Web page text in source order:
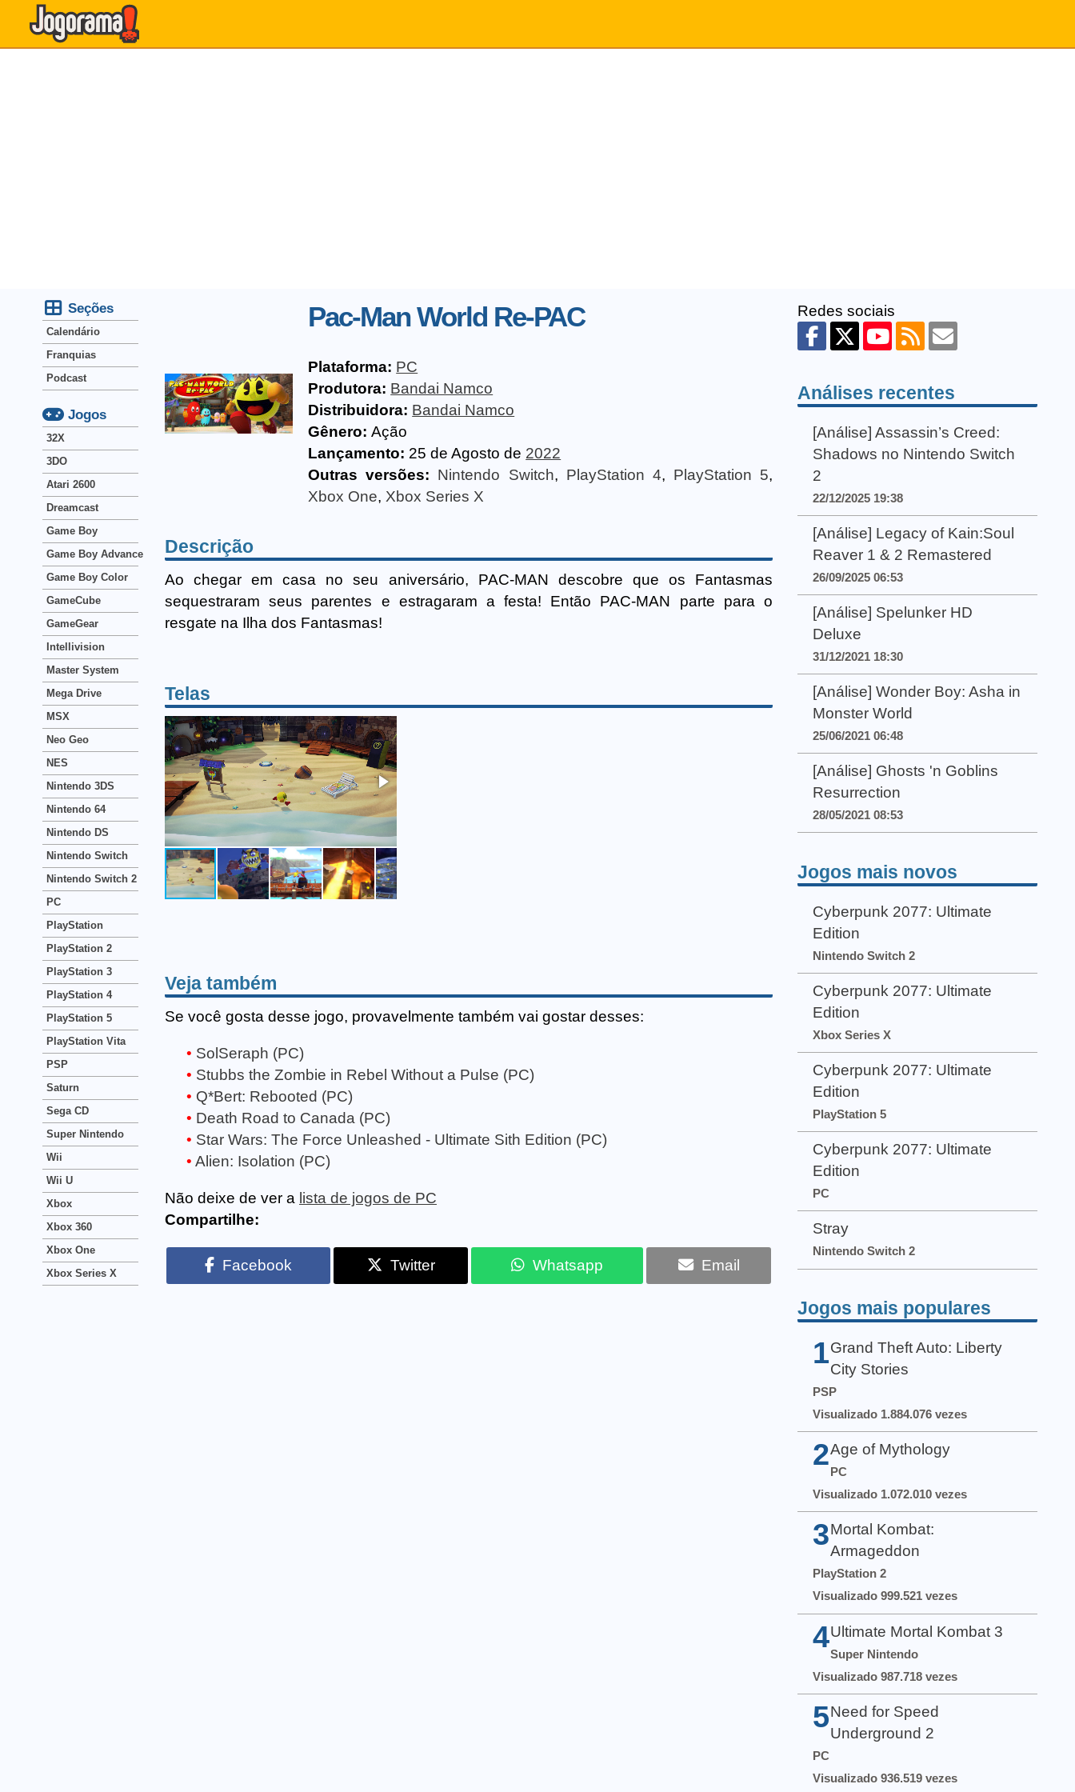
Pac-Man World Re-PAC
Plataforma: PC
Produtora: Bandai Namco
Distribuidora: Bandai Namco
Gênero: Ação
Lançamento: 25 de Agosto de 2022
Outras versões: Nintendo Switch, PlayStation 4, PlayStation 5,
Xbox One, Xbox Series X
Descrição
Ao chegar em casa no seu aniversário, PAC-MAN descobre que os Fantasmas
sequestraram seus parentes e estragaram a festa! Então PAC-MAN parte para o
resgate na Ilha dos Fantasmas!
Telas
Veja também
Se você gosta desse jogo, provavelmente também vai gostar desses:
SolSeraph (PC)
Stubbs the Zombie in Rebel Without a Pulse (PC)
Q*Bert: Rebooted (PC)
Death Road to Canada (PC)
Star Wars: The Force Unleashed - Ultimate Sith Edition (PC)
Alien: Isolation (PC)
Não deixe de ver a lista de jogos de PC
Compartilhe:
Facebook Twitter Whatsapp Email
Seções
Calendário
Franquias
Podcast
Jogos
32X
3DO
Atari 2600
Dreamcast
Game Boy
Game Boy Advance
Game Boy Color
GameCube
GameGear
Intellivision
Master System
Mega Drive
MSX
Neo Geo
NES
Nintendo 3DS
Nintendo 64
Nintendo DS
Nintendo Switch
Nintendo Switch 2
PC
PlayStation
PlayStation 2
PlayStation 3
PlayStation 4
PlayStation 5
PlayStation Vita
PSP
Saturn
Sega CD
Super Nintendo
Wii
Wii U
Xbox
Xbox 360
Xbox One
Xbox Series X
Redes sociais
Análises recentes
[Análise] Assassin’s Creed:
Shadows no Nintendo Switch
2
22/12/2025 19:38
[Análise] Legacy of Kain:Soul
Reaver 1 & 2 Remastered
26/09/2025 06:53
[Análise] Spelunker HD
Deluxe
31/12/2021 18:30
[Análise] Wonder Boy: Asha in
Monster World
25/06/2021 06:48
[Análise] Ghosts 'n Goblins
Resurrection
28/05/2021 08:53
Jogos mais novos
Cyberpunk 2077: Ultimate
Edition
Nintendo Switch 2
Cyberpunk 2077: Ultimate
Edition
Xbox Series X
Cyberpunk 2077: Ultimate
Edition
PlayStation 5
Cyberpunk 2077: Ultimate
Edition
PC
Stray
Nintendo Switch 2
Jogos mais populares
1 Grand Theft Auto: Liberty
City Stories
PSP
Visualizado 1.884.076 vezes
2Age of Mythology
PC
Visualizado 1.072.010 vezes
3 Mortal Kombat:
Armageddon
PlayStation 2
Visualizado 999.521 vezes
4 Ultimate Mortal Kombat 3
Super Nintendo
Visualizado 987.718 vezes
5 Need for Speed
Underground 2
PC
Visualizado 936.519 vezes